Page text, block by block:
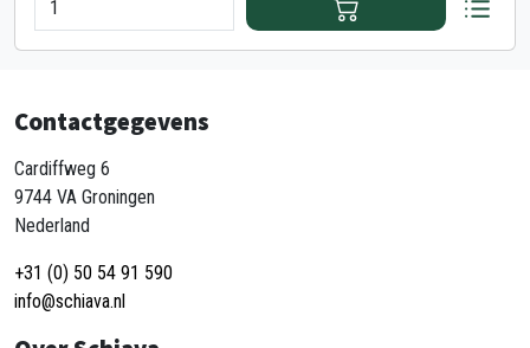
Contactgegevens
Cardiffweg 6
9744 VA Groningen
Nederland
+31 (0) 50 54 91 590
info@schiava.nl